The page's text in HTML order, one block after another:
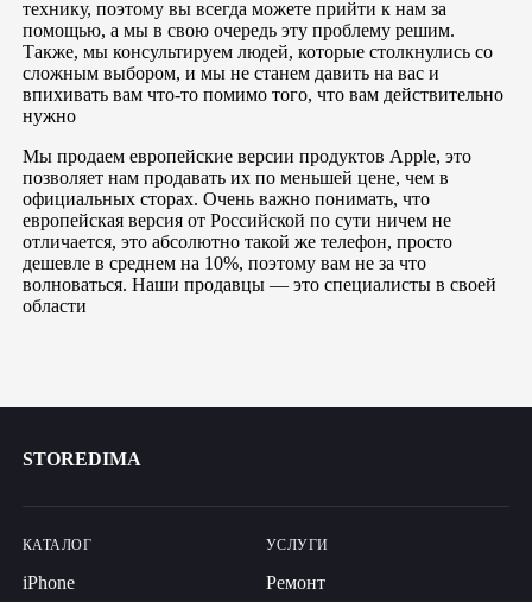
технику, поэтому вы всегда можете прийти к нам за
помощью, а мы в свою очередь эту проблему решим.
Также, мы консультируем людей, которые столкнулись со
сложным выбором, и мы не станем давить на вас и
впихивать вам что-то помимо того, что вам действительно
нужно
Мы продаем европейские версии продуктов Apple, это
позволяет нам продавать их по меньшей цене, чем в
официальных сторах. Очень важно понимать, что
европейская версия от Российской по сути ничем не
отличается, это абсолютно такой же телефон, просто
дешевле в среднем на 10%, поэтому вам не за что
волноваться. Наши продавцы — это специалисты в своей
области
STOREDIMA
КАТАЛОГ
iPhone
УСЛУГИ
Ремонт